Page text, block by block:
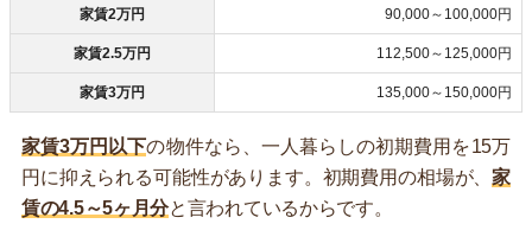
家賃2万円 90,000～100,000円
家賃2.5万円 112,500～125,000円
家賃3万円 135,000～150,000円
家賃3万円以下の物件なら、一人暮らしの初期費用を15万
円に抑えられる可能性があります。初期費用の相場が、家
賃の4.5～5ヶ月分と言われているからです。